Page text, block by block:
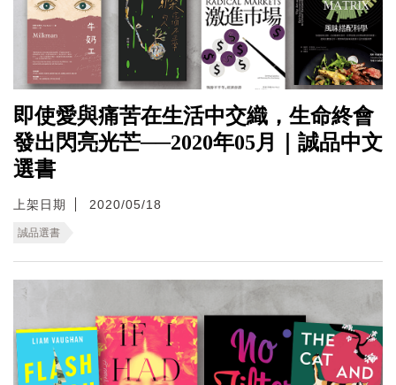
即使愛與痛苦在生活中交織，生命終會
發出閃亮光芒──2020年05月｜誠品中文
選書
上架日期 2020/05/18
誠品選書